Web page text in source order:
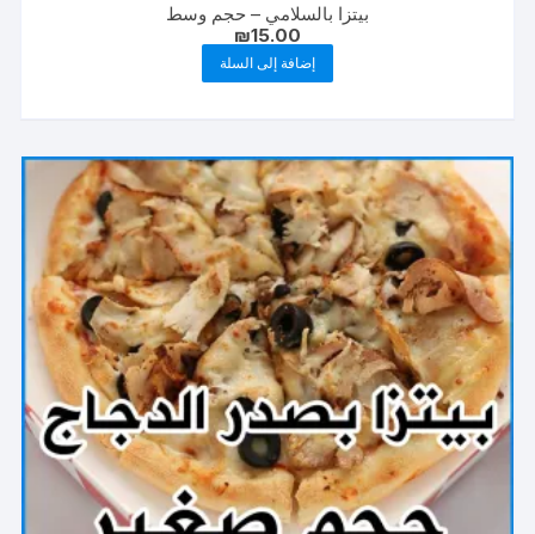
بيتزا بالسلامي – حجم وسط
₪15.00
إضافة إلى السلة